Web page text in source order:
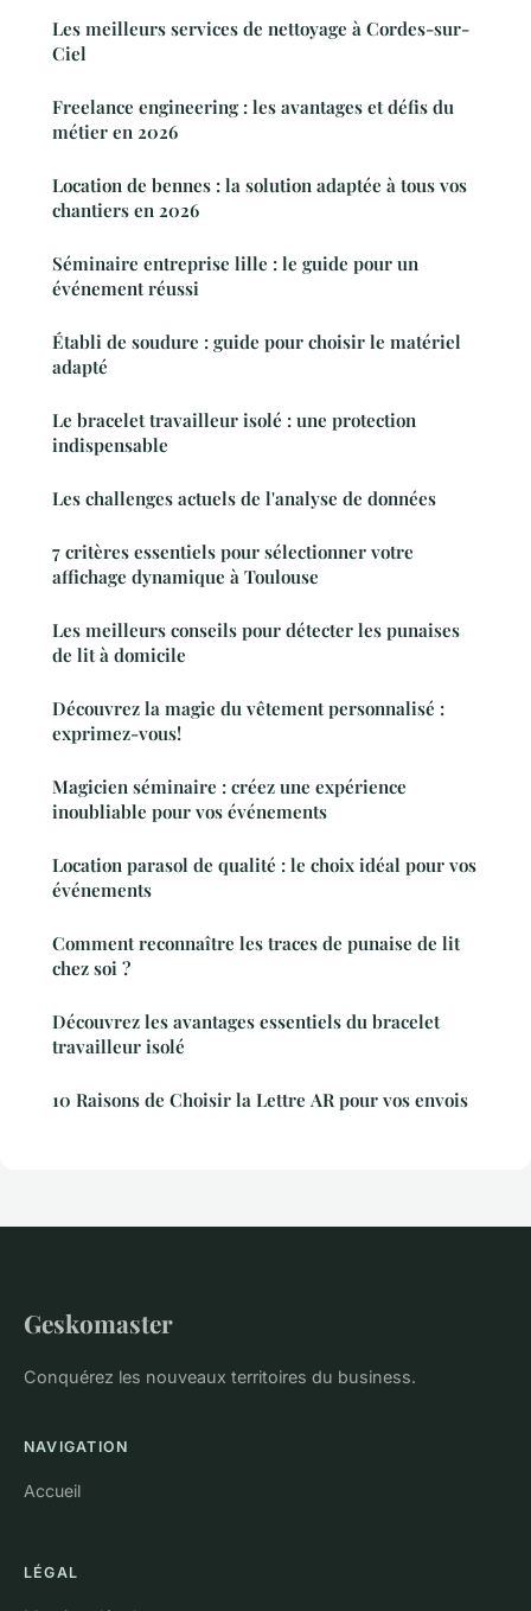
Les meilleurs services de nettoyage à Cordes-sur-
Ciel
Freelance engineering : les avantages et défis du
métier en 2026
Location de bennes : la solution adaptée à tous vos
chantiers en 2026
Séminaire entreprise lille : le guide pour un
événement réussi
Établi de soudure : guide pour choisir le matériel
adapté
Le bracelet travailleur isolé : une protection
indispensable
Les challenges actuels de l'analyse de données
7 critères essentiels pour sélectionner votre
affichage dynamique à Toulouse
Les meilleurs conseils pour détecter les punaises
de lit à domicile
Découvrez la magie du vêtement personnalisé :
exprimez-vous!
Magicien séminaire : créez une expérience
inoubliable pour vos événements
Location parasol de qualité : le choix idéal pour vos
événements
Comment reconnaître les traces de punaise de lit
chez soi ?
Découvrez les avantages essentiels du bracelet
travailleur isolé
10 Raisons de Choisir la Lettre AR pour vos envois
Geskomaster
Conquérez les nouveaux territoires du business.
NAVIGATION
Accueil
LÉGAL